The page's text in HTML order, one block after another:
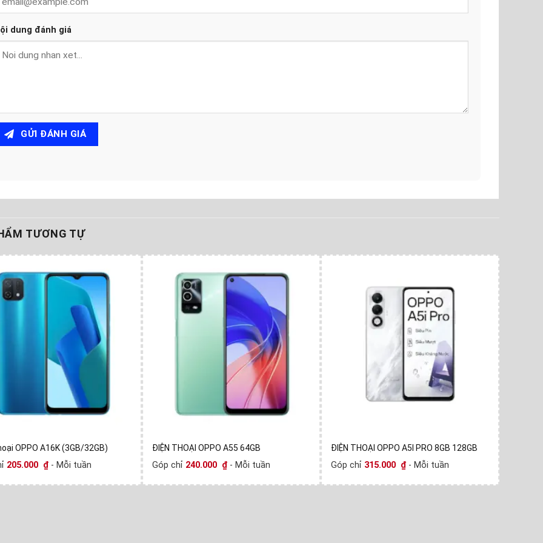
dung đánh giá
GỬI ĐÁNH GIÁ
TƯƠNG TỰ
OPPO A16K (3GB/32GB)
205.000 ₫ - Mỗi tuần
ĐIỆN THOẠI OPPO A55 64GB
Góp chỉ 240.000 ₫ - Mỗi tuần
ĐIỆN THOẠI OPPO A5I PRO 8GB 128GB
Góp chỉ 315.000 ₫ - Mỗi tuần